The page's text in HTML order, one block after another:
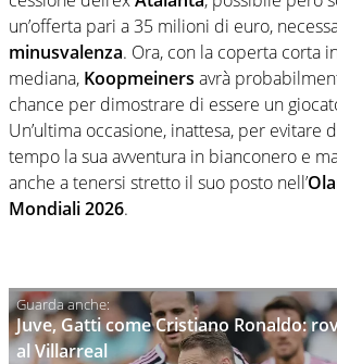
un’offerta pari a 35 milioni di euro,
minusvalenza. Ora, con la coperta corta
mediana, Koopmeiners avrà
chance per dimostrare di essere un
Un’ultima occasione, inattesa, per evitare
tempo la sua avventura in bianconero e
anche a tenersi stretto il suo posto nell’
Mondiali2026.
Juve, Gatti come Cristiano Ronaldo:
al Villarreal